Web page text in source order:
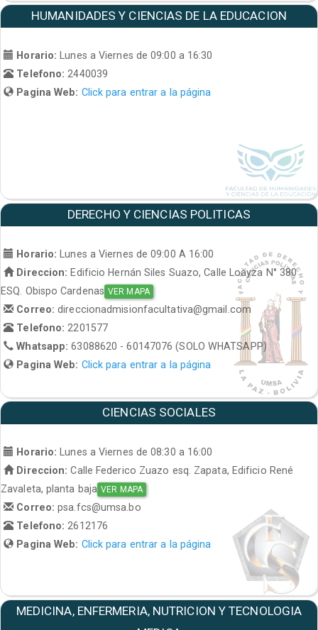
HUMANIDADES Y CIENCIAS DE LA EDUCACION
Horario: Lunes a Viernes de 09:00 a 16:30
Telefono:2440039
Pagina Web: Click para entrar a la página
DERECHO Y CIENCIAS POLITICAS
Horario:
Lunes a Viernes de 09:00 A 16:00
Direccion: Edificio Hernán Siles Suazo, Calle Loayza N° 380
ESQ. Obispo Cardenas VER MAPA
Correo:direccionadmisionfacultativa@gmail.com
Telefono: 2201577
Whatsapp:63088620 - 60147076 (SOLO WHATSAPP)
Pagina Web: Click para entrar a la página
CIENCIAS SOCIALES
Horario:
Lunes a Viernes de 08:30 a 16:00
Direccion: Calle Federico Zuazo esq. Zapata, Edificio René
Zavaleta, planta baja VER MAPA
Correo:psa.fcs@umsa.bo
Telefono: 2612176
Pagina Web: Click para entrar a la página
MEDICINA, ENFERMERIA, NUTRICION Y TECNOLOGIA